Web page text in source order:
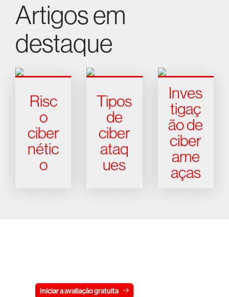
Artigos em
destaque
Risc
o
ciber
nétic
o
Tipos
de
ciber
ataq
ues
Inves
tigaç
ão de
ciber
ame
aças
Iniciar a avaliação gratuita